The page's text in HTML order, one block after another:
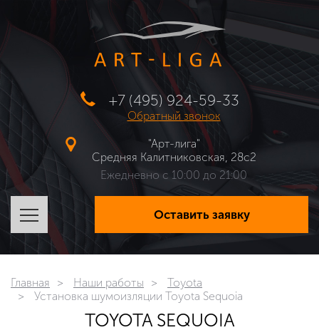
+7 (495) 924-59-33
Обратный звонок
"Арт-лига"
Средняя Калитниковская, 28с2
Ежедневно с 10:00 до 21:00
Оставить заявку
Главная Наши работы
Toyota
Установка шумоизляции Toyota Sequoia
TOYOTA SEQUOIA